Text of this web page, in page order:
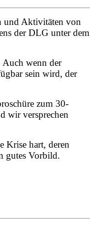
und Aktivitäten von
der DLG unter dem
Auch wenn der
sein wird, der
zum 30-
wir versprechen
Krise hart, deren
gutes Vorbild.